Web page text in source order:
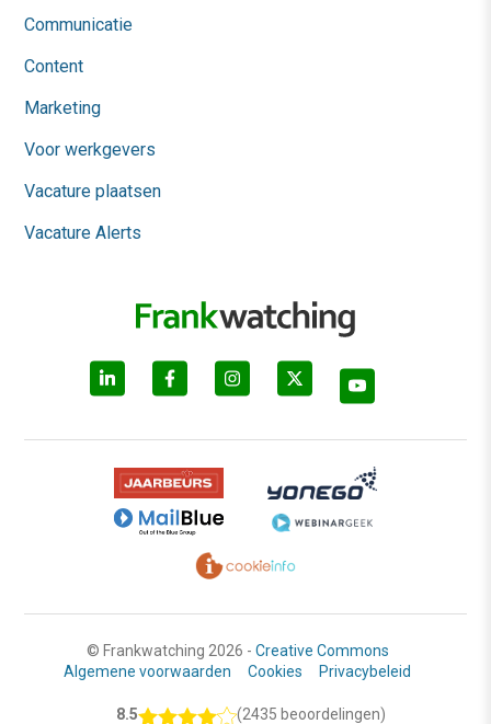
Communicatie
Content
Marketing
Voor werkgevers
Vacature plaatsen
Vacature Alerts
© Frankwatching 2026 - Creative Commons
Algemene voorwaarden
Cookies Privacybeleid
8.5 (2435 beoordelingen)